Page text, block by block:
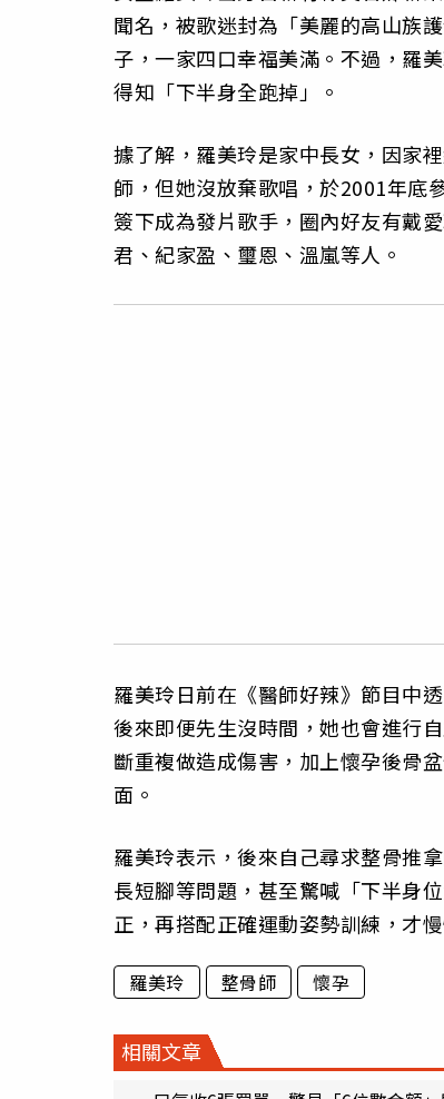
聞名，被歌迷封為「美麗的高山族
子，一家四口幸福美滿。不過，羅
得知「下半身全跑掉」。
據了解，羅美玲是家中長女，因家
師，但她沒放棄歌唱，於2001年底
簽下成為發片歌手，圈內好友有戴
君、紀家盈、璽恩、溫嵐等人。
羅美玲日前在《醫師好辣》節目中
後來即便先生沒時間，她也會進行
斷重複做造成傷害，加上懷孕後骨
面。
羅美玲表示，後來自己尋求整骨推
長短腳等問題，甚至驚喊「下半身
正，再搭配正確運動姿勢訓練，才
羅美玲 整骨師 懷孕
相關文章